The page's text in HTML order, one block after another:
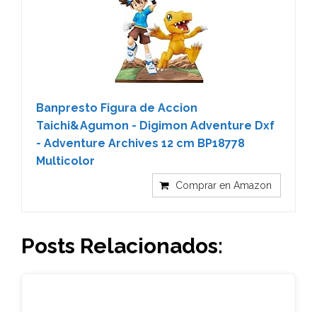
Banpresto Figura de Accion
Taichi&Agumon - Digimon Adventure Dxf
- Adventure Archives 12 cm BP18778
Multicolor
Comprar en Amazon
Posts Relacionados: